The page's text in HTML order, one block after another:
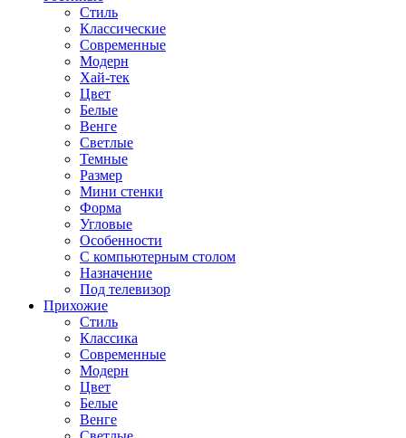
Стиль
Классические
Современные
Модерн
Хай-тек
Цвет
Белые
Венге
Светлые
Темные
Размер
Мини стенки
Форма
Угловые
Особенности
С компьютерным столом
Назначение
Под телевизор
Прихожие
Стиль
Классика
Современные
Модерн
Цвет
Белые
Венге